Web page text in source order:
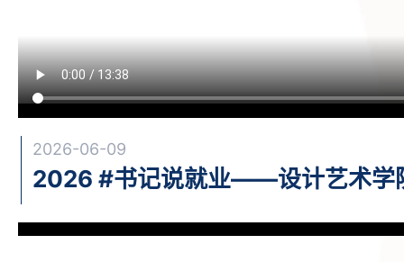
2026-06-09
2026 #书记说就业——设计艺术学